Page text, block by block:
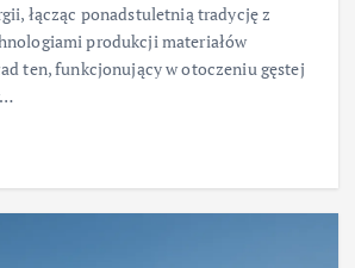
łącząc ponadstuletnią tradycję z
produkcji materiałów
ten, funkcjonujący w otoczeniu gęstej